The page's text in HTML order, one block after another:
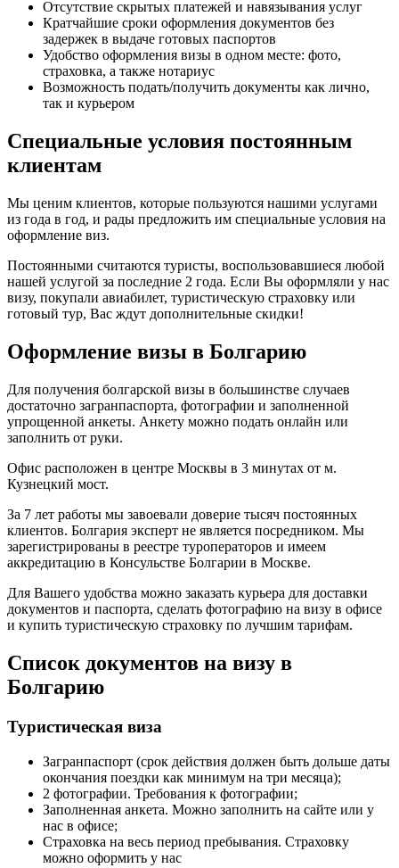
Отсутствие скрытых платежей и навязывания услуг
Кратчайшие сроки оформления документов без
задержек в выдаче готовых паспортов
Удобство оформления визы в одном месте: фото,
страховка, а также нотариус
Возможность подать/получить документы как лично,
так и курьером
Специальные условия постоянным
клиентам
Мы ценим клиентов, которые пользуются нашими услугами
из года в год, и рады предложить им специальные условия на
оформление виз.
Постоянными считаются туристы, воспользовавшиеся любой
нашей услугой за последние 2 года. Если Вы оформляли у нас
визу, покупали авиабилет, туристическую страховку или
готовый тур, Вас ждут дополнительные скидки!
Оформление визы в Болгарию
Для получения болгарской визы в большинстве случаев
достаточно загранпаспорта, фотографии и заполненной
упрощенной анкеты. Анкету можно подать онлайн или
заполнить от руки.
Офис расположен в центре Москвы в 3 минутах от м.
Кузнецкий мост.
За 7 лет работы мы завоевали доверие тысяч постоянных
клиентов. Болгария эксперт не является посредником. Мы
зарегистрированы в реестре туроператоров и имеем
аккредитацию в Консульстве Болгарии в Москве.
Для Вашего удобства можно заказать курьера для доставки
документов и паспорта, сделать фотографию на визу в офисе
и купить туристическую страховку по лучшим тарифам.
Список документов на визу в
Болгарию
Туристическая виза
Загранпаспорт (срок действия должен быть дольше даты
окончания поездки как минимум на три месяца);
2 фотографии. Требования к фотографии;
Заполненная анкета. Можно заполнить на сайте или у
нас в офисе;
Страховка на весь период пребывания. Страховку
можно оформить у нас